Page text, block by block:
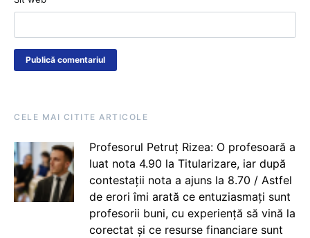
CELE MAI CITITE ARTICOLE
Profesorul Petruț Rizea: O profesoară a
luat nota 4.90 la Titularizare, iar după
contestații nota a ajuns la 8.70 / Astfel
de erori îmi arată ce entuziasmați sunt
profesorii buni, cu experiență să vină la
corectat și ce resurse financiare sunt